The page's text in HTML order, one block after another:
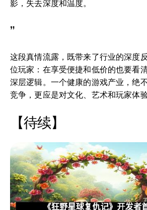
影，失去深度和温度。
”
这段真情流露，既带来了行业的深度
位玩家：在享受便捷和低价的也要看
深层逻辑。一个健康的游戏产业，绝
竞争，更应是对文化、艺术和玩家体
【待续】